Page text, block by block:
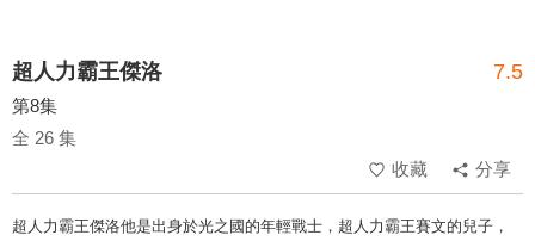
超人力霸王傑洛 7.5
第8集
全 26 集
收藏
分享
超人力霸王傑洛他是出身於光之國的年輕戰士，超人力霸王賽文的兒子，